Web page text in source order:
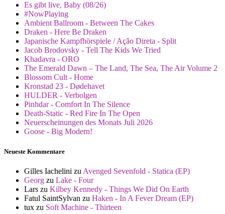
Es gibt live, Baby (08/26)
#NowPlaying
Ambient Ballroom - Between The Cakes
Draken - Here Be Draken
Japanische Kampfhörspiele / Ação Direta - Split
Jacob Brodovsky - Tell The Kids We Tried
Khadavra - ORO
The Emerald Dawn – The Land, The Sea, The Air Volume 2
Blossom Cult - Home
Kronstad 23 - Dødehavet
HULDER - Verbolgen
Pinhdar - Comfort In The Silence
Death-Static - Red Fire In The Open
Neuerscheinungen des Monats Juli 2026
Goose - Big Modern!
Neueste Kommentare
Gilles Iachelini zu Avenged Sevenfold - Statica (EP)
Georg zu Lake - Four
Lars zu Kilbey Kennedy - Things We Did On Earth
Fatul SaintSylvan zu Haken - In A Fever Dream (EP)
tux zu Soft Machine - Thirteen